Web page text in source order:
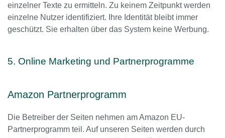
einzelner Texte zu ermitteln. Zu keinem Zeitpunkt werden
einzelne Nutzer identifiziert. Ihre Identität bleibt immer
geschützt. Sie erhalten über das System keine Werbung.
5. Online Marketing und Partnerprogramme
Amazon Partnerprogramm
Die Betreiber der Seiten nehmen am Amazon EU-
Partnerprogramm teil. Auf unseren Seiten werden durch